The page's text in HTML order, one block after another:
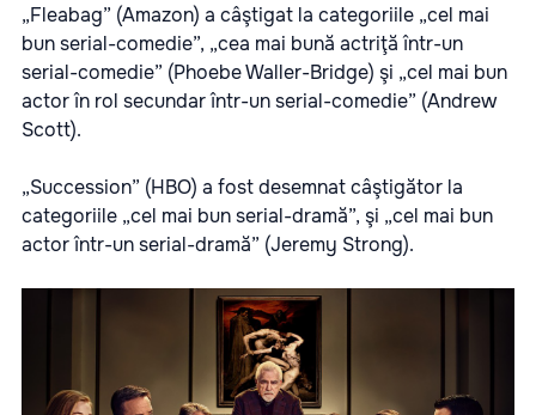
„Fleabag” (Amazon) a câştigat la categoriile „cel mai
bun serial-comedie”, „cea mai bună actriţă într-un
serial-comedie” (Phoebe Waller-Bridge) şi „cel mai bun
actor în rol secundar într-un serial-comedie” (Andrew
Scott).
„Succession” (HBO) a fost desemnat câştigător la
categoriile „cel mai bun serial-dramă”, şi „cel mai bun
actor într-un serial-dramă” (Jeremy Strong).